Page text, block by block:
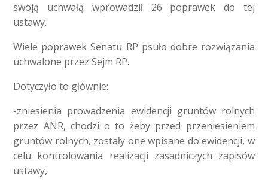
swoją uchwałą wprowadził 26 poprawek do tej
ustawy.
Wiele poprawek Senatu RP psuło dobre rozwiązania
uchwalone przez Sejm RP.
Dotyczyło to głównie:
-zniesienia prowadzenia ewidencji gruntów rolnych
przez ANR, chodzi o to żeby przed przeniesieniem
gruntów rolnych, zostały one wpisane do ewidencji, w
celu kontrolowania realizacji zasadniczych zapisów
ustawy,